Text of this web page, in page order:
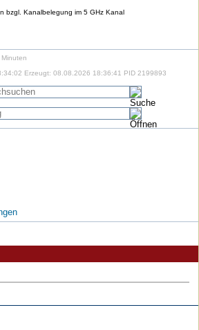
bzgl. Kanalbelegung im 5 GHz Kanal
Erzeugt: 08.08.2026 18:36:41 PID 2199893